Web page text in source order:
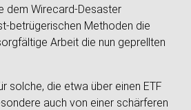
dem Wirecard-Desaster
betrügerischen Methoden die
Arbeit die nun geprellten
solche, die etwa über einen ETF
auch von einer schärferen